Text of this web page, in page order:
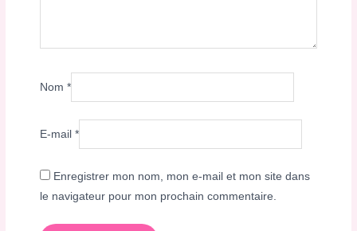
Nom*
E-mail*
Enregistrer mon nom, mon e-mail et mon site dans
le navigateur pour mon prochain commentaire.